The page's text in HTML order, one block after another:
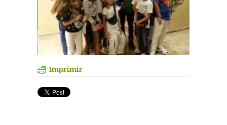
Imprimir